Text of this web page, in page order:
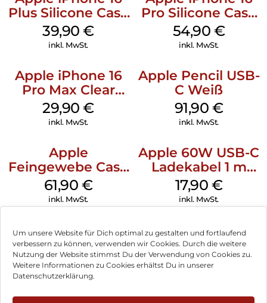
Um unsere Website für Dich optimal zu gestalten und fortlaufend
verbessern zu können, verwenden wir Cookies. Durch die weitere
Nutzung der Website stimmst Du der Verwendung von Cookies zu.
Weitere Informationen zu Cookies erhältst Du in unserer
Datenschutzerklärung.
Plus Silicone Case
MagSafe Plum
39,90€
inkl. MwSt.
Pro Silicone Case
MagSafe Black
54,90 €
inkl. MwSt.
Apple iPhone 16
Pro Max Clear
Case MagSafe
Transparent
29,90€
inkl. MwSt.
Apple Pencil USB-
C Weiß
91,90 €
inkl. MwSt.
Apple
Feingewebe Case
iPhone 15 Pro
MagSafe Schwarz
61,90 €
inkl. MwSt.
Apple 60W USB-C
Ladekabel 1 m
Weiß
17,90 €
inkl. MwSt.
Impressum